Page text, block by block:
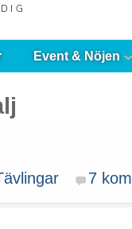
Event & Nöjen
7